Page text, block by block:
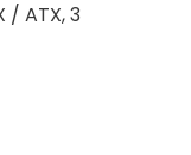
/ ATX, 3